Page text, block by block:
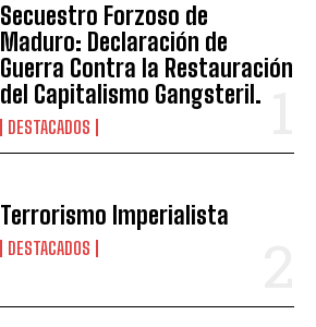
Secuestro Forzoso de
Maduro: Declaración de
Guerra Contra la Restauración
del Capitalismo Gangsteril.
DESTACADOS
Terrorismo Imperialista
DESTACADOS